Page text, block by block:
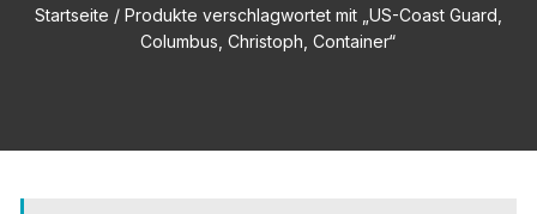
Startseite / Produkte verschlagwortet mit „US-Coast Guard,
Columbus, Christoph, Container“